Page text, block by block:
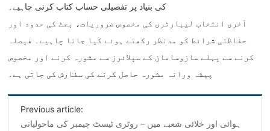
کی بنیاد پر تفصیلی حساب کتاب کرنی چاہیے۔
آخری انتخاب لیبارٹری کی مخصوص ضروریات، بجٹ کی حدود اور
حفاظتی شرائط کو مدنظر رکھتے ہوئے کیا جانا چاہیے۔ فیصلہ
کرنے سے پہلے سازوسامان کے سپلائرز سے مشورہ کرنے اور مخصوص
پیشہ ورانہ مشورہ حاصل کرنے کی سفارش کی جاتی ہے۔
Previous article:
ہوائی اور خلائی شعبے میں – روٹری ٹیسٹ چیمبر کی ماحولیاتی